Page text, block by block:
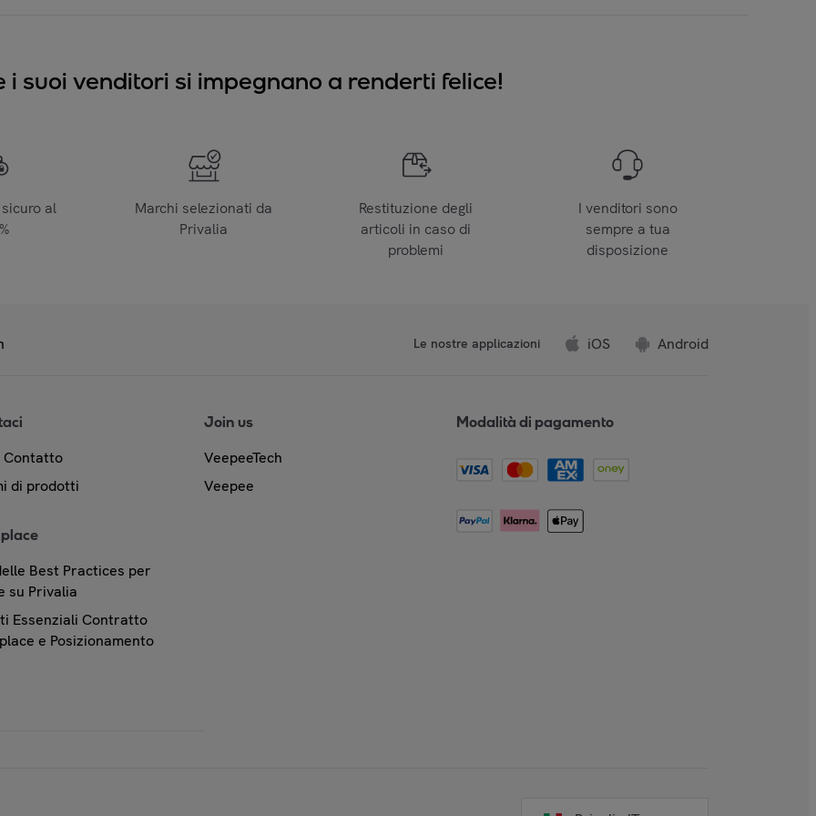
i suoi venditori si impegnano a renderti felice!
al
Marchi selezionati da
Privalia
Restituzione degli
articoli in caso di
problemi
I venditori sono
sempre a tua
disposizione
Le nostre applicazioni iOS Android
Contatto
di prodotti
Best Practices per
su Privalia
Essenziali Contratto
e Posizionamento
Join us
VeepeeTech
Veepee
Modalità di pagamento